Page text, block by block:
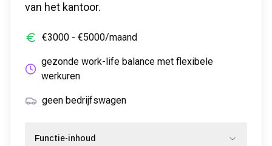
van het kantoor.
€3000 - €5000/maand
gezonde work-life balance met flexibele
werkuren
geen bedrijfswagen
Functie-inhoud